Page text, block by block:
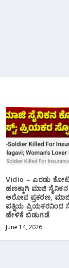
Vidio – ಎರಡು
ಹಣಕ್ಕಾಗಿ ಮಾಜಿ
ಆರೋಪ ಪ್ರಕರಣ, ಮಾಜಿ
ಪತ್ನಿಯ ಪ್ರಿಯಕರನಿಂದ
ಹೇಳಿಕೆ ಬಿಡುಗಡೆ
June 14, 2026